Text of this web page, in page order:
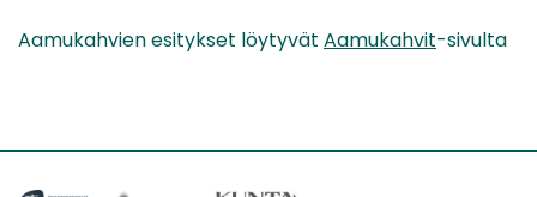
Aamukahvien esitykset löytyvät Aamukahvit-sivulta